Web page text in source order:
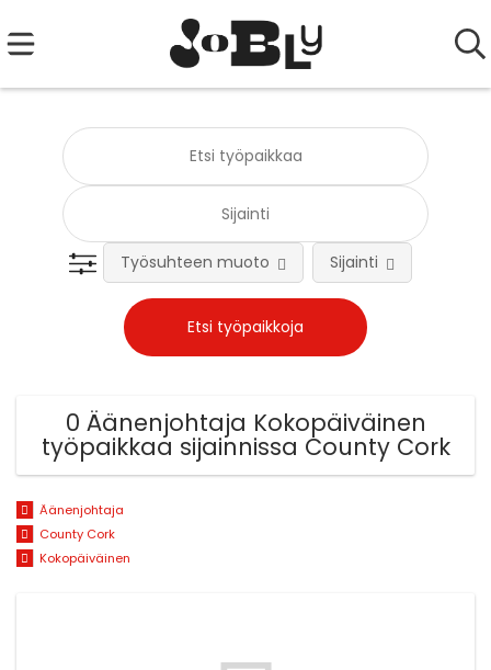
Työsuhteen muoto Sijainti
0 Äänenjohtaja Kokopäiväinen
työpaikkaa sijainnissa County Cork
Äänenjohtaja
County Cork
Kokopäiväinen